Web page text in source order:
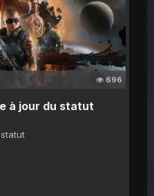
696
à jour du statut